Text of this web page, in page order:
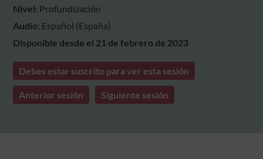
Nivel: Profundización
Audio: Español (España)
Disponible desde el 21 de febrero de 2023
Debes estar suscrito para ver esta sesión
Anterior sesión Siguiente sesión